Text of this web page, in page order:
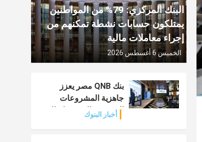
البنك المركزي: 79% من المواطنين
يمتلكون حسابات نشطة تمكنهم من
إجراء معاملات مالية
الخميس 6 أغسطس 2026
بنك QNB مصر يعزز
جاهزية المشروعات
الصغيرة والمتوسطة للنمو
والتوسع
أخبار البنوك